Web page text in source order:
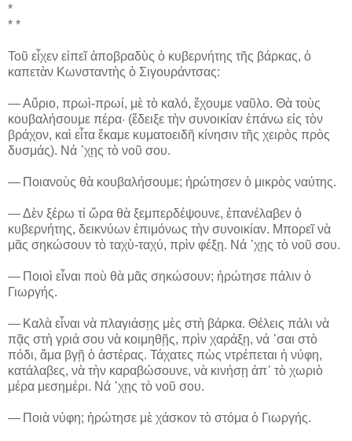
*
* *
Τοῦ εἶχεν εἰπεῖ ἀποβραδὺς ὁ κυβερνήτης τῆς βάρκας, ὁ
καπετὰν Κωνσταντὴς ὁ Σιγουράντσας:
― Αὔριο, πρωὶ-πρωί, μὲ τὸ καλό, ἔχουμε ναῦλο. Θὰ τοὺς
κουβαλήσουμε πέρα· (ἔδειξε τὴν συνοικίαν ἐπάνω εἰς τὸν
βράχον, καὶ εἶτα ἔκαμε κυματοειδῆ κίνησιν τῆς χειρὸς πρὸς
δυσμάς). Νά ᾽χῃς τὸ νοῦ σου.
― Ποιανοὺς θὰ κουβαλήσουμε; ἠρώτησεν ὁ μικρὸς ναύτης.
― Δὲν ξέρω τί ὥρα θὰ ξεμπερδέψουνε, ἐπανέλαβεν ὁ
κυβερνήτης, δεικνύων ἐπιμόνως τὴν συνοικίαν. Μπορεῖ νὰ
μᾶς σηκώσουν τὸ ταχὺ-ταχύ, πρὶν φέξῃ. Νά ᾽χῃς τὸ νοῦ σου.
― Ποιοὶ εἶναι ποὺ θὰ μᾶς σηκώσουν; ἠρώτησε πάλιν ὁ
Γιωργής.
― Καλὰ εἶναι νὰ πλαγιάσῃς μὲς στὴ βάρκα. Θέλεις πάλι νὰ
πᾷς στὴ γριά σου νὰ κοιμηθῇς, πρὶν χαράξῃ, νά ᾽σαι στὸ
πόδι, ἅμα βγῇ ὁ ἀστέρας. Τάχατες πὼς ντρέπεται ἡ νύφη,
κατάλαβες, νὰ τὴν καραβώσουνε, νὰ κινήσῃ ἀπ᾽ τὸ χωριὸ
μέρα μεσημέρι. Νά ᾽χῃς τὸ νοῦ σου.
― Ποιὰ νύφη; ἠρώτησε μὲ χάσκον τὸ στόμα ὁ Γιωργής.